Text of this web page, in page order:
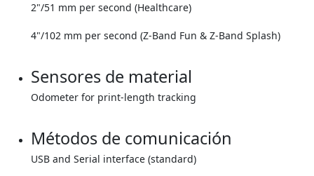
2"/51 mm per second (Healthcare)
4"/102 mm per second (Z-Band Fun & Z-Band Splash)
Sensores de material
Odometer for print-length tracking
Métodos de comunicación
USB and Serial interface (standard)